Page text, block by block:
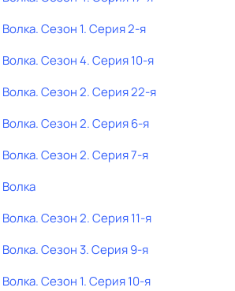
. Сезон 1. Серия 2-я
. Сезон 4. Серия 10-я
. Сезон 2. Серия 22-я
. Сезон 2. Серия 6-я
. Сезон 2. Серия 7-я
. Сезон 2. Серия 11-я
. Сезон 3. Серия 9-я
. Сезон 1. Серия 10-я